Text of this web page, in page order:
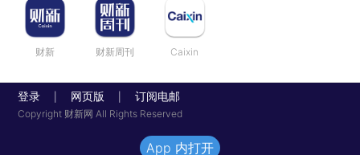
财新 财新周刊 Caixin
登录 网页版 订阅电邮
Copyright 财新网 All Rights Reserved
App 内打开